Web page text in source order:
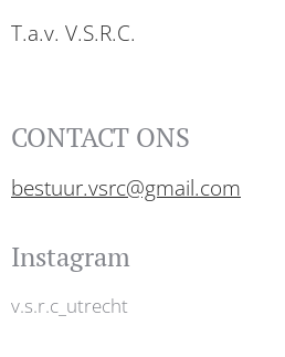
T.a.v. V.S.R.C.
CONTACT ONS
bestuur.vsrc@gmail.com
Instagram
v.s.r.c_utrecht